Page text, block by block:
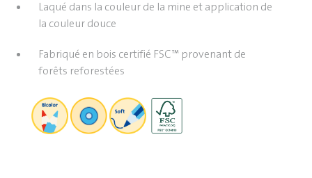
Laqué dans la couleur de la mine et application de
la couleur douce
Fabriqué en bois certifié FSC™ provenant de
forêts reforestées